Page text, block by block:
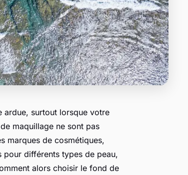
ardue, surtout lorsque votre
maquillage ne sont pas
marques de cosmétiques,
différents types de peau,
alors choisir le fond de